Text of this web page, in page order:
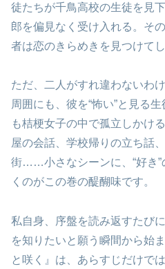
徒たちが千鳥高校の生徒を見
郎を偏見なく受け入れる。そ
者は恋のきらめきを見つけてし
ただ、二人がすれ違わないわ
周囲にも、彼を“怖い”と見る
も桔梗女子の中で孤立しかけ
屋の会話、学校帰りの立ち話
街……小さなシーンに、“好き”
くのがこの巻の醍醐味です。
私自身、序盤を読み返すたび
を知りたいと願う瞬間から始
と咲く』は、あらすじだけで